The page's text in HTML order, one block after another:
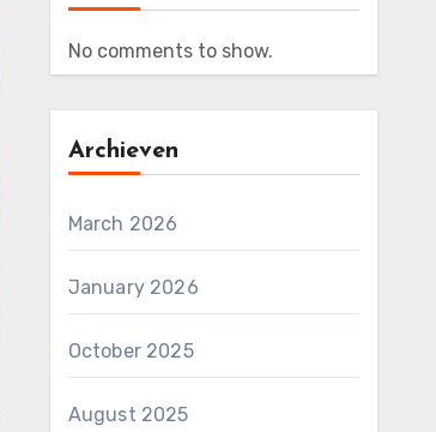
No comments to show.
Archieven
March 2026
January 2026
October 2025
August 2025